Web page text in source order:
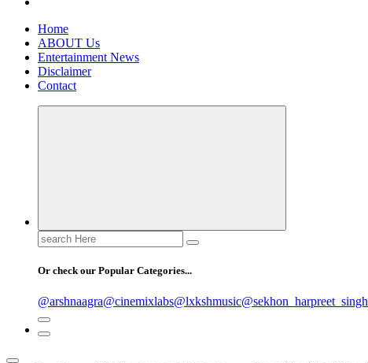
Home
ABOUT Us
Entertainment News
Disclaimer
Contact
Search
for:
Or check our Popular Categories...
@arshnaagra@cinemixlabs@lxkshmusic@sekhon_harpreet_singh